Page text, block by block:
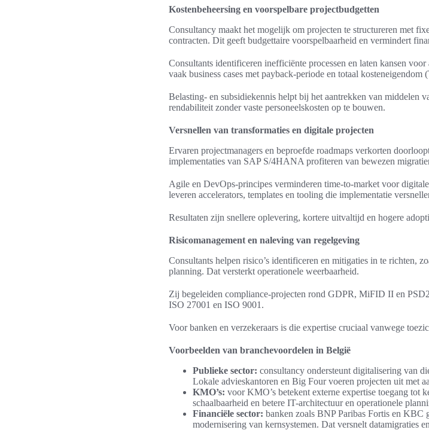
Kostenbeheersing en voorspelbare projectbudgetten
Consultancy maakt het mogelijk om projecten te structureren met
contracten. Dit geeft budgettaire voorspelbaarheid en vermindert
Consultants identificeren inefficiënte processen en laten kansen
vaak business cases met payback-periode en totaal kosteneigendom
Belasting- en subsidiekennis helpt bij het aantrekken van middelen
rendabiliteit zonder vaste personeelskosten op te bouwen.
Versnellen van transformaties en digitale projecten
Ervaren projectmanagers en beproefde roadmaps verkorten
implementaties van SAP S/4HANA profiteren van bewezen
Agile en DevOps-principes verminderen time-to-market voor
leveren accelerators, templates en tooling die implementatie
Resultaten zijn snellere oplevering, kortere uitvaltijd en hogere
Risicomanagement en naleving van regelgeving
Consultants helpen risico’s identificeren en mitigaties in te richten,
planning. Dat versterkt operationele weerbaarheid.
Zij begeleiden compliance-projecten rond GDPR, MiFID II en
ISO 27001 en ISO 9001.
Voor banken en verzekeraars is die expertise cruciaal vanwege
Voorbeelden van branchevoordelen in België
Publieke sector: consultancy ondersteunt digitalisering van
Lokale advieskantoren en Big Four voeren projecten uit met
KMO’s: voor KMO’s betekent externe expertise toegang tot
schaalbaarheid en betere IT-architectuur en operationele
Financiële sector: banken zoals BNP Paribas Fortis en KBC
modernisering van kernsystemen. Dat versnelt datamigraties